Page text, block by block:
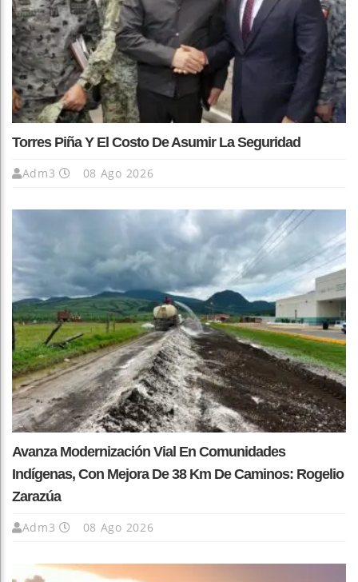
Torres Piña Y El Costo De Asumir La Seguridad
Adm3 08 Ago 2026
Avanza Modernización Vial En Comunidades
Indígenas, Con Mejora De 38 Km De Caminos: Rogelio
Zarazúa
Adm3 08 Ago 2026